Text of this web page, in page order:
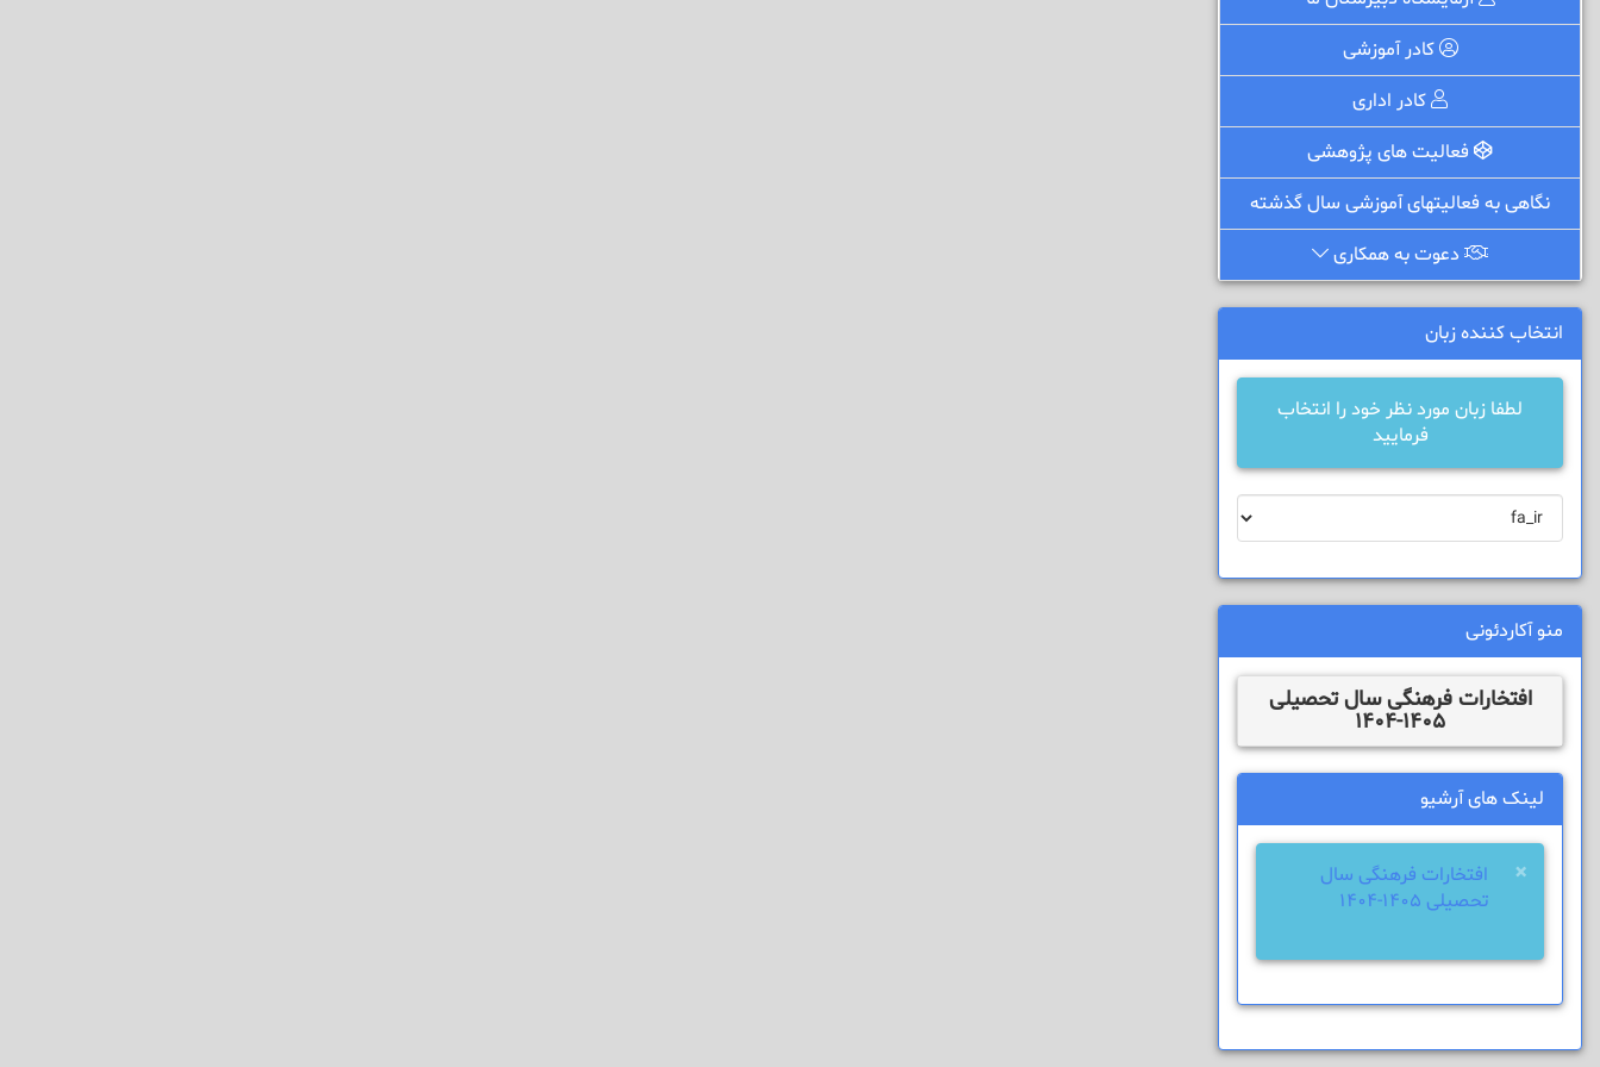
کادر آموزشی
کادر اداری
فعالیت های پژوهشی
نگاهی به فعالیتهای آموزشی سال گذشته
دعوت به همکاری
انتخاب کننده زبان
لطفا زبان مورد نظر خود را انتخاب
فرمایید
منو آکاردئونی
افتخارات فرهنگی سال تحصیلی
1405-1404
لینک های آرشیو
×
افتخارات فرهنگی سال
تحصیلی 1405-1404